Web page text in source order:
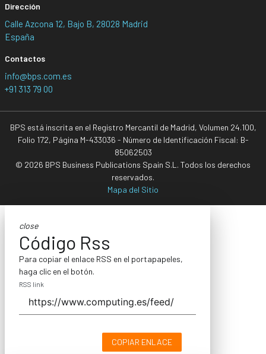
Dirección
Calle Azcona 12, Bajo B, 28028 Madrid
España
Contactos
info@bps.com.es
+91 313 79 00
BPS está inscrita en el Registro Mercantil de Madrid, Volumen 24.100,
Folio 172, Página M-433036 - Número de Identificación Fiscal: B-
85062503
© 2026 BPS Business Publications Spain S.L. Todos los derechos
reservados.
Mapa del Sitio
close
Código Rss
Para copiar el enlace RSS en el portapapeles,
haga clic en el botón.
RSS link
COPIAR ENLACE